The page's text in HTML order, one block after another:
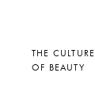
THE CULTURE
OF BEAUTY